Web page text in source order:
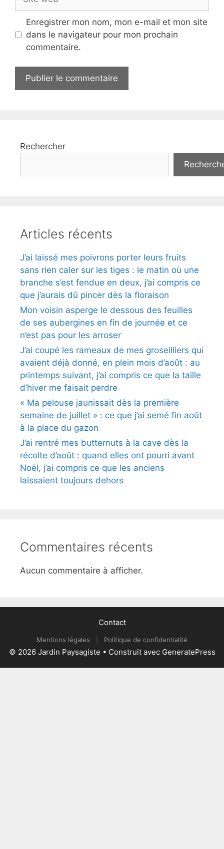
web
Enregistrer mon nom, mon e-mail et mon site
dans le navigateur pour mon prochain
commentaire.
Rechercher
Articles récents
J’ai laissé mes poivrons porter leurs fruits
sans rien caler sur les tiges : le matin où une
branche s’est fendue en deux, j’ai compris ce
que j’aurais dû pincer dès la floraison
Mon voisin asperge le dessous des feuilles
de ses aubergines en fin de journée et ce
n’est pas pour les arroser
J’ai coupé les rameaux de mes groseilliers qui
avaient déjà donné, en plein mois d’août : au
printemps suivant, j’ai compris ce que la taille
d’hiver me faisait perdre
« Ma pelouse jaunissait dès la première
semaine de juillet » : ce que j’ai semé fin août
à la place du gazon
J’ai rentré mes butternuts à la cave dès la
récolte d’août : quand elles ont pourri avant
Noël, j’ai compris ce que les anciens
laissaient toujours dehors
Commentaires récents
Aucun commentaire à afficher.
Contact
Mentions légales Politique de confidentialité
© 2026 Jardin Paysagiste • Construit avec GeneratePress